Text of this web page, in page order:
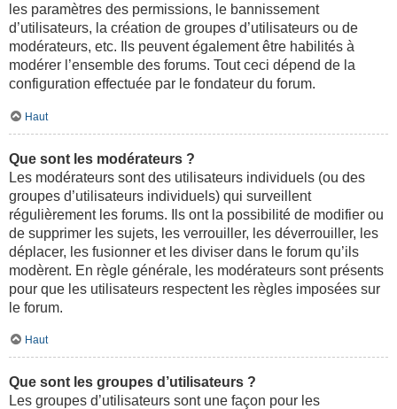
les paramètres des permissions, le bannissement
d’utilisateurs, la création de groupes d’utilisateurs ou de
modérateurs, etc. Ils peuvent également être habilités à
modérer l’ensemble des forums. Tout ceci dépend de la
configuration effectuée par le fondateur du forum.
Haut
Que sont les modérateurs ?
Les modérateurs sont des utilisateurs individuels (ou des
groupes d’utilisateurs individuels) qui surveillent
régulièrement les forums. Ils ont la possibilité de modifier ou
de supprimer les sujets, les verrouiller, les déverrouiller, les
déplacer, les fusionner et les diviser dans le forum qu’ils
modèrent. En règle générale, les modérateurs sont présents
pour que les utilisateurs respectent les règles imposées sur
le forum.
Haut
Que sont les groupes d’utilisateurs ?
Les groupes d’utilisateurs sont une façon pour les